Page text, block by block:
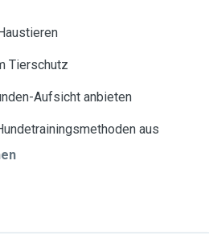
Tierschutz
Aufsicht anbieten
aus